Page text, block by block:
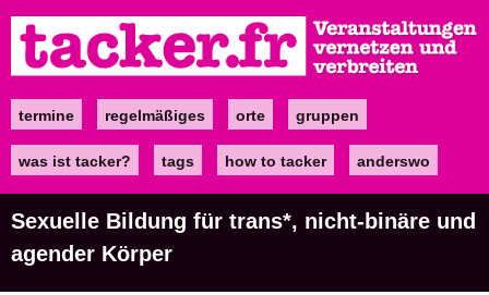
zum
Inhalt
Maintermine regelmäßiges orte gruppen
was ist tacker? tags how to tacker anderswo
Sexuelle Bildung für trans*, nicht-binäre und
agender Körper